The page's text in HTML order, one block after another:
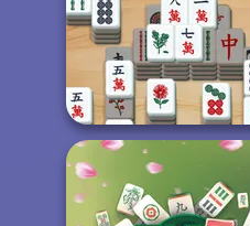
Mahjong At Home -
Scandinavian...